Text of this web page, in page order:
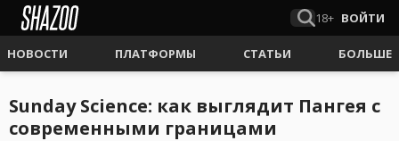
18+ ВОЙТИ
НОВОСТИ ПЛАТФОРМЫ СТАТЬИ БОЛЬШЕ
Sunday Science: как выглядит Пангея с
современными границами